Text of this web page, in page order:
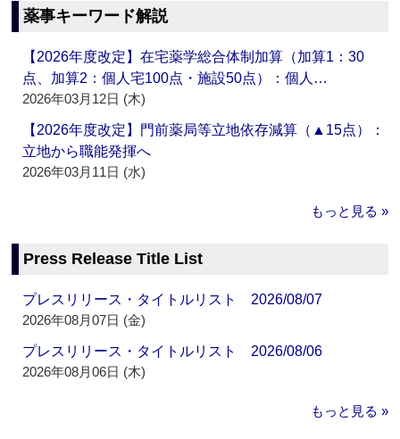
薬事キーワード解説
【2026年度改定】在宅薬学総合体制加算（加算1：30
点、加算2：個人宅100点・施設50点）：個人…
2026年03月12日 (木)
【2026年度改定】門前薬局等立地依存減算（▲15点）：
立地から職能発揮へ
2026年03月11日 (水)
もっと見る »
Press Release Title List
プレスリリース・タイトルリスト 2026/08/07
2026年08月07日 (金)
プレスリリース・タイトルリスト 2026/08/06
2026年08月06日 (木)
もっと見る »